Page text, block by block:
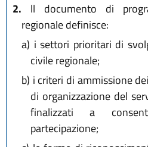
2. ll documento di
regionale definisce:
a) i settori prioritari di
civile regionale;
b) i criteri di ammissione
di organizzazione del
finalizzati a
partecipazione;